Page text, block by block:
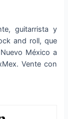
guitarrista y
and roll, que
México a
Vente con